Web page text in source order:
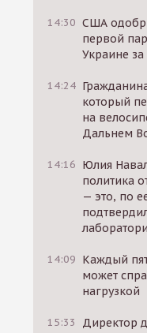
14:30 США
первой
Украине
14:24
который
на
Дальнем
14:16 Юлия
политика
— это, по
14:09 Каждый
может
нагрузкой
15:33
Директор